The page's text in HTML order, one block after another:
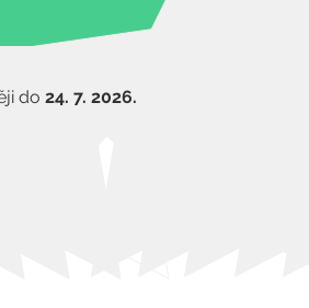
do 24. 7. 2026.